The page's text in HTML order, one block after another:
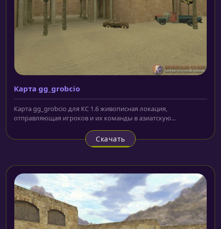
Карта gg_grobcio
Карта gg_grobcio для КС 1.6 живописная локация,
отправляющая игроков и их команды в азиатскую...
Скачать